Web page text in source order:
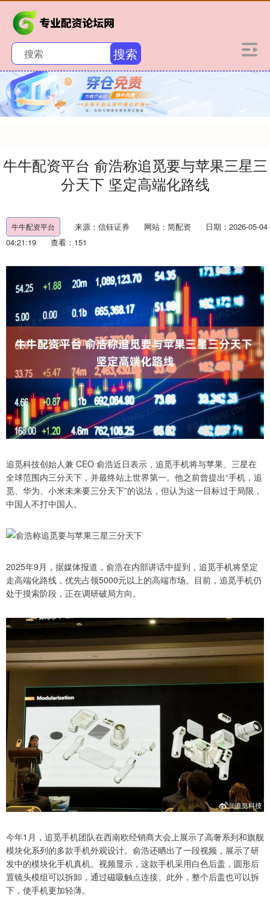
搜索
牛牛配资平台 俞浩称追觅要与苹果三星三
分天下 坚定高端化路线
牛牛配资平台 来源：信钰证券 网站：简配资
日期：2026-05-04
04:21:19
查看：151
追觅科技创始人兼 CEO 俞浩近日表示，追觅手机将与苹果、三星在
全球范围内三分天下，并最终站上世界第一。他之前曾提出“手机，追
觅、华为、小米未来要三分天下”的说法，但认为这一目标过于局限，
中国人不打中国人。
2025年9月，据媒体报道，俞浩在内部讲话中提到，追觅手机将坚定
走高端化路线，优先占领5000元以上的高端市场。目前，追觅手机仍
处于摸索阶段，正在调研破局方向。
今年1月，追觅手机团队在西南欧经销商大会上展示了高奢系列和旗舰
模块化系列的多款手机外观设计。俞浩还晒出了一段视频，展示了研
发中的模块化手机真机。视频显示，这款手机采用白色后盖，圆形后
置镜头模组可以拆卸，通过磁吸触点连接。此外，整个后盖也可以拆
下，使手机更加轻薄。